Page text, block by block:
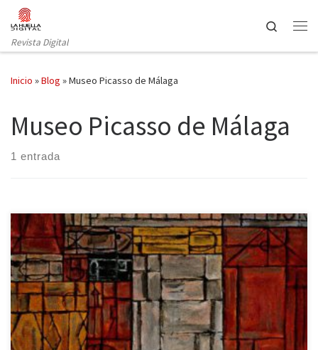
Saltar al contenido
Revista Digital
Search
Inicio »Blog »Museo Picasso de Málaga
Museo Picasso de Málaga
1 entrada
Desde el 19 de mayo y hasta el 11 de septiembre puede visitarse,
en la Fundación Telefónica de Madrid (c/ Fuencarral, 3), la
exposición retrospectiva del pintor uruguayo Joaquín Torres-
García (1874-1949). La exposición ha sido organizada por el
Museum of Modern Art de Nueva York (MoMA) en colaboración con
la […]